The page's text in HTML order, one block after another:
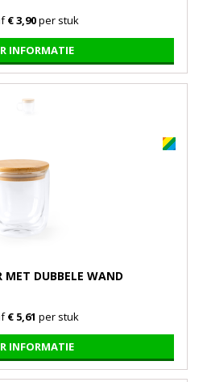
€ 3,90per stuk
INFORMATIE
MET DUBBELE WAND
€ 5,61 per stuk
INFORMATIE